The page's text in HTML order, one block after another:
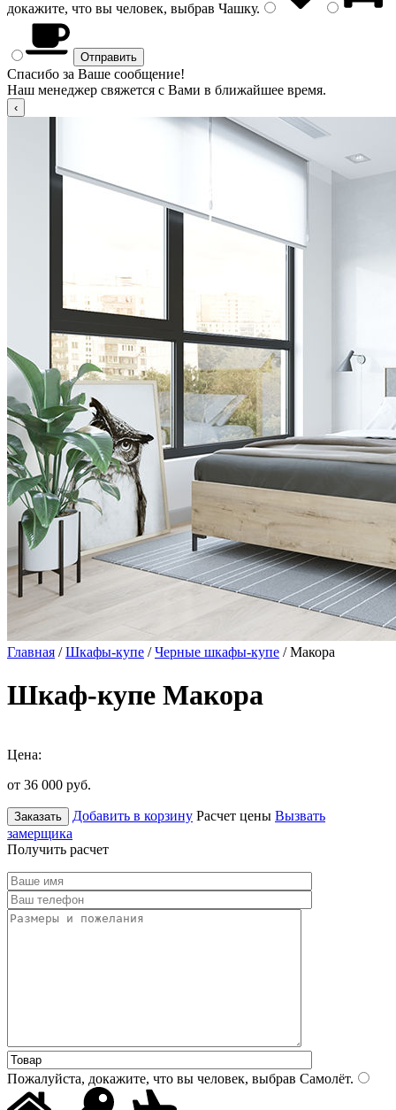
докажите, что вы человек, выбрав Чашку.
Спасибо за Ваше сообщение!
Наш менеджер свяжется с Вами в ближайшее время.
Главная /Шкафы-купе /Черные шкафы-купе / Макора
Шкаф-купе Макора
Цена:
от 36 000 руб.
Заказать Добавить в корзину Расчет цены Вызвать
замерщика
Получить расчет
Пожалуйста, докажите, что вы человек, выбрав Самолёт.